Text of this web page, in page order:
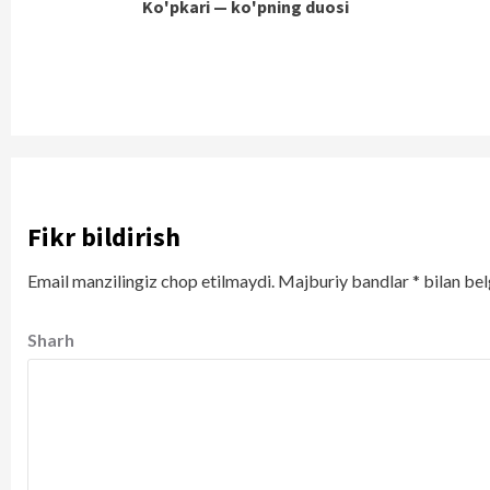
Reading
Ko'pkari — ko'pning duosi
Fikr bildirish
Email manzilingiz chop etilmaydi. Majburiy bandlar* bilan
Sharh